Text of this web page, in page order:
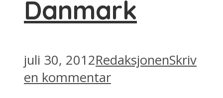
Danmark
juli 30, 2012RedaksjonenSkriv
en kommentar